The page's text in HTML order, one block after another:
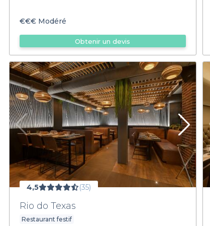
€€€ Modéré
Obtenir un devis
4,5 (35)
Rio do Texas
Restaurant festif